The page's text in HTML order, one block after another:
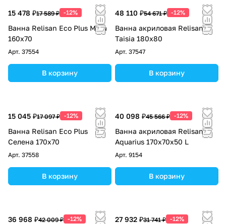
15 478 ₽17 589 ₽ -12%
Ванна Relisan Eco Plus Мега
160х70
Арт. 37554
В корзину
48 110 ₽54 671 ₽ -12%
Ванна акриловая Relisan
Taisia 180x80
Арт. 37547
В корзину
15 045 ₽17 097 ₽ -12%
Ванна Relisan Eco Plus
Селена 170х70
Арт. 37558
В корзину
40 098 ₽45 566 ₽ -12%
Ванна акриловая Relisan
Aquarius 170х70х50 L
Арт. 9154
В корзину
36 968 ₽42 009 ₽ -12% 27 932 ₽31 741 ₽ -12%